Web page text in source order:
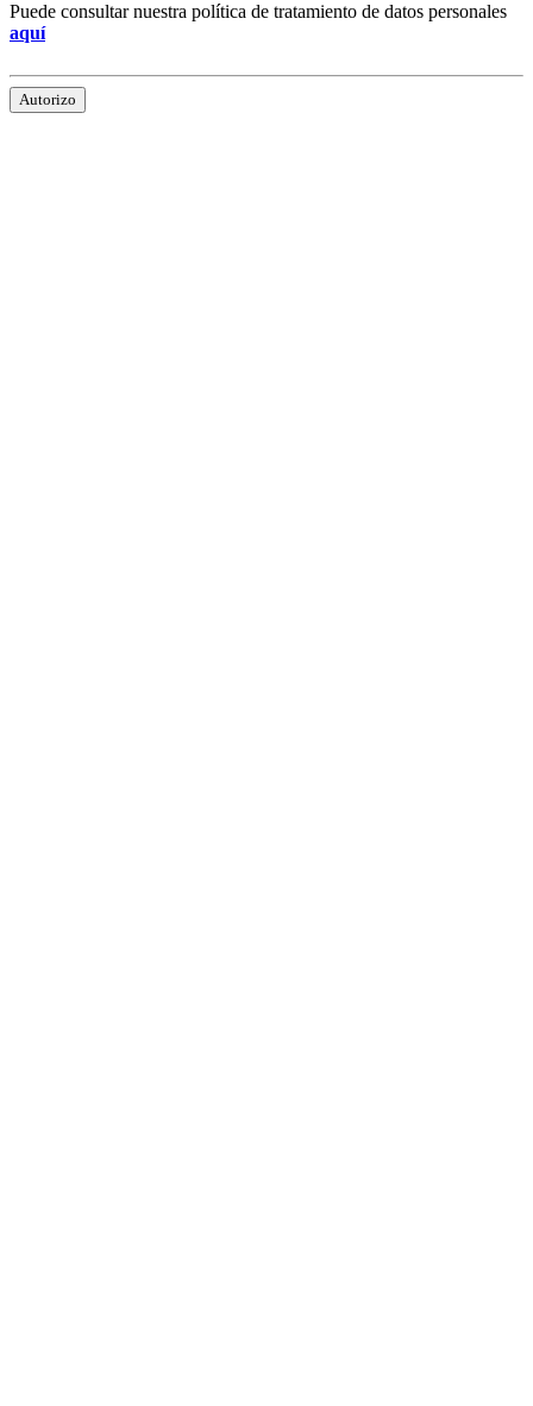
Puede consultar nuestra política de tratamiento de datos personales
aquí
Autorizo